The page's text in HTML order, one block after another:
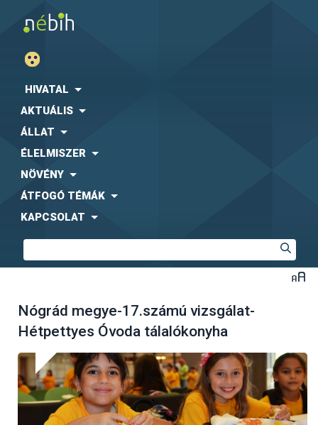
HIVATAL
AKTUÁLIS
ÁLLAT
ÉLELMISZER
NÖVÉNY
ÁTFOGÓ TÉMÁK
KAPCSOLAT
Nógrád megye-17.számú vizsgálat-
Hétpettyes Óvoda tálalókonyha